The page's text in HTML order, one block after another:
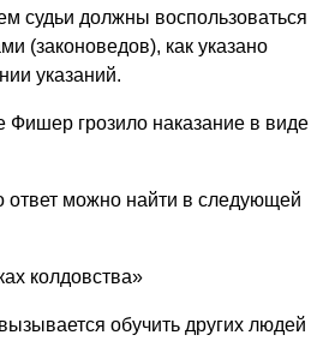
судьи должны воспользоваться
(законоведов), как указано
указаний.
Фишер грозило наказание в виде
ответ можно найти в следующей
колдовства»
обучить других людей